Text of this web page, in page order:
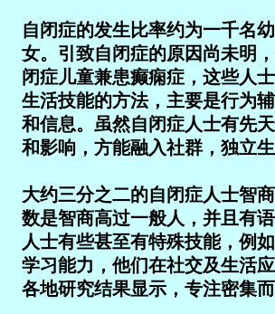
自闭症的发生比率约为一千名
女。引致自闭症的原因尚未明
闭症儿童兼患癫痫症，这些人
生活技能的方法，主要是行为
和信息。虽然自闭症人士有先
和影响，方能融入社群，独立
大约三分之二的自闭症人士智
数是智商高过一般人，并且有
人士有些甚至有特殊技能，例
学习能力，他们在社交及生活
各地研究结果显示，专注密集